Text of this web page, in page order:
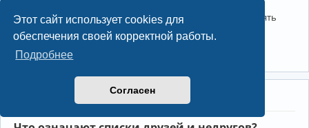
Этот сайт использует cookies для
обеспечения своей корректной работы.
Подробнее
Согласен
Администратор конференции сможет в этом случае принять
меры.
Друзья и недруги